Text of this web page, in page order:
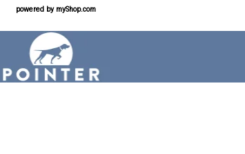
powered by myShop.com